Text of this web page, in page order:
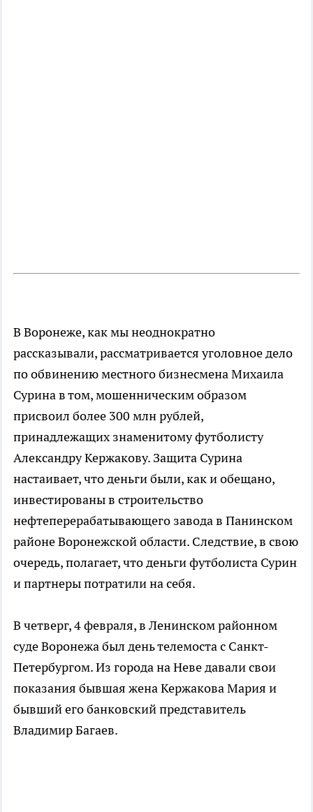
В Воронеже, как мы неоднократно
рассказывали, рассматривается уголовное дело
по обвинению местного бизнесмена Михаила
Сурина в том, мошенническим образом
присвоил более 300 млн рублей,
принадлежащих знаменитому футболисту
Александру Кержакову. Защита Сурина
настаивает, что деньги были, как и обещано,
инвестированы в строительство
нефтеперерабатывающего завода в Панинском
районе Воронежской области. Следствие, в свою
очередь, полагает, что деньги футболиста Сурин
и партнеры потратили на себя.
В четверг, 4 февраля, в Ленинском районном
суде Воронежа был день телемоста с Санкт-
Петербургом. Из города на Неве давали свои
показания бывшая жена Кержакова Мария и
бывший его банковский представитель
Владимир Багаев.